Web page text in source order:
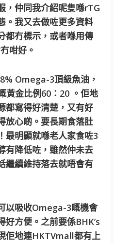
，仲同我介紹呢隻喺rTG
。我又去做咗更多資料
都冇標示，或者喺用傳
咁好。
Omega-3頂級魚油，
黃金比例60：20 。佢地
都寫得好清楚，又有好
放心啲。要長期食落肚
最明顯就喺老人家食咗3
有降低咗，雖然仲未去
繼續維持落去就唔會有
以吸收Omega-3嘅機會
好方便。之前要係BHK’s
佢地連HKTVmall都有上